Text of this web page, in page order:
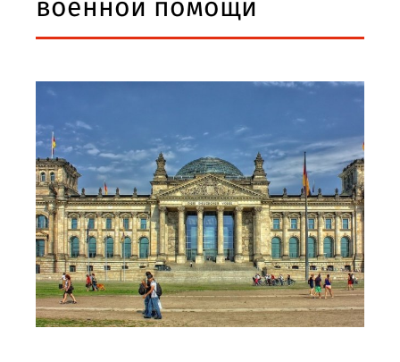
военной помощи